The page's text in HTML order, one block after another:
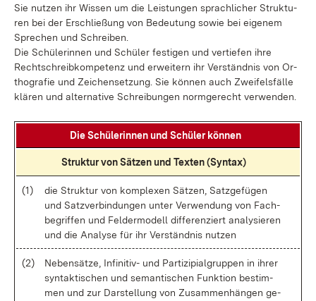
Sie nut­zen ihr Wis­sen um die Leis­tun­gen sprach­li­cher Struk­tu­
ren bei der Er­schlie­ßung von Be­deu­tung so­wie bei ei­ge­nem
Spre­chen und Schrei­ben.
Die Schü­le­rin­nen und Schü­ler fes­ti­gen und ver­tie­fen ih­re
Recht­schreib­kom­pe­tenz und er­wei­tern ihr Ver­ständ­nis von Or­
tho­gra­fie und Zei­chen­set­zung. Sie kön­nen auch Zwei­fels­fäl­le
klä­ren und al­ter­na­ti­ve Schrei­bun­gen norm­ge­recht ver­wen­den.
Die Schü­le­rin­nen und Schü­ler kön­nen
Struk­tur von Sät­zen und Tex­ten (Syn­tax)
(1)
die Struk­tur von kom­ple­xen Sät­zen, Satz­ge­fü­gen
und Satz­ver­bin­dun­gen un­ter Ver­wen­dung von Fach­
be­grif­fen und Fel­der­mo­dell dif­fe­ren­ziert ana­ly­sie­ren
und die Ana­ly­se für ihr Ver­ständ­nis nut­zen
(2)
Ne­ben­sät­ze, In­fi­ni­tiv- und Par­ti­zi­pia­l­grup­pen in ih­rer
syn­tak­ti­schen und se­man­ti­schen Funk­ti­on be­stim­
men und zur Dar­stel­lung von Zu­sam­men­hän­gen ge­